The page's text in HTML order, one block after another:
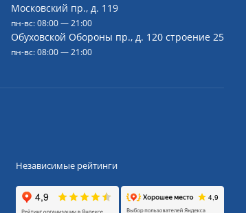
Московский пр., д. 119
пн-вс: 08:00 — 21:00
Обуховской Обороны пр., д. 120 строение 25
пн-вс: 08:00 — 21:00
Независимые рейтинги